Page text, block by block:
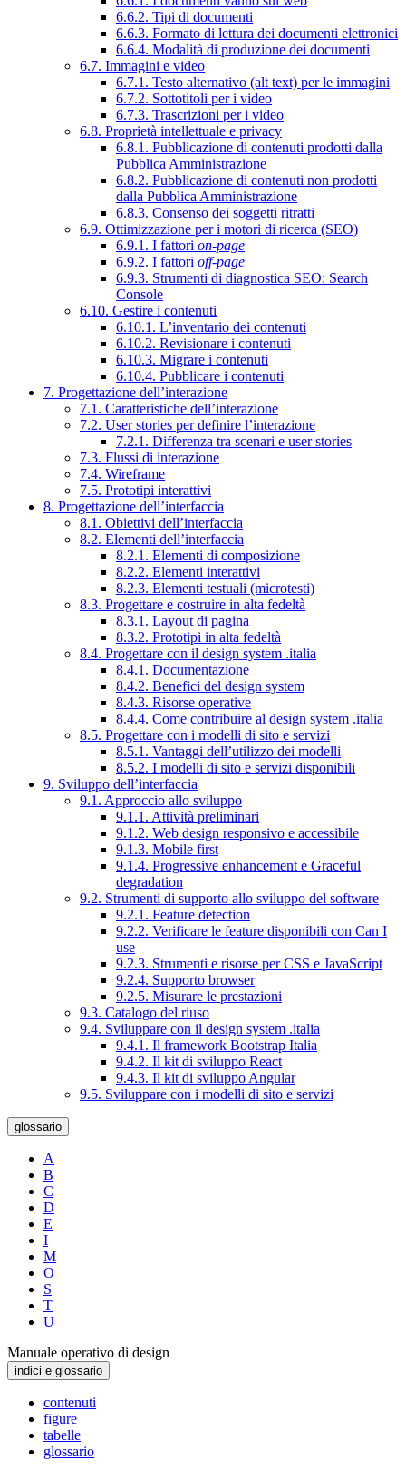
6.6.2. Tipi di documenti
6.6.3. Formato di lettura dei documenti elettronici
6.6.4. Modalità di produzione dei documenti
6.7. Immagini e video
6.7.1. Testo alternativo (alt text) per le immagini
6.7.2. Sottotitoli per i video
6.7.3. Trascrizioni per i video
6.8. Proprietà intellettuale e privacy
6.8.1. Pubblicazione di contenuti prodotti dalla
Pubblica Amministrazione
6.8.2. Pubblicazione di contenuti non prodotti
dalla Pubblica Amministrazione
6.8.3. Consenso dei soggetti ritratti
6.9. Ottimizzazione per i motori di ricerca (SEO)
6.9.1. I fattori on-page
6.9.2. I fattori off-page
6.9.3. Strumenti di diagnostica SEO: Search
Console
6.10. Gestire i contenuti
6.10.1. L’inventario dei contenuti
6.10.2. Revisionare i contenuti
6.10.3. Migrare i contenuti
6.10.4. Pubblicare i contenuti
7. Progettazione dell’interazione
7.1. Caratteristiche dell’interazione
7.2. User stories per definire l’interazione
7.2.1. Differenza tra scenari e user stories
7.3. Flussi di interazione
7.4. Wireframe
7.5. Prototipi interattivi
8. Progettazione dell’interfaccia
8.1. Obiettivi dell’interfaccia
8.2. Elementi dell’interfaccia
8.2.1. Elementi di composizione
8.2.2. Elementi interattivi
8.2.3. Elementi testuali (microtesti)
8.3. Progettare e costruire in alta fedeltà
8.3.1. Layout di pagina
8.3.2. Prototipi in alta fedeltà
8.4. Progettare con il design system .italia
8.4.1. Documentazione
8.4.2. Benefici del design system
8.4.3. Risorse operative
8.4.4. Come contribuire al design system .italia
8.5. Progettare con i modelli di sito e servizi
8.5.1. Vantaggi dell’utilizzo dei modelli
8.5.2. I modelli di sito e servizi disponibili
9. Sviluppo dell’interfaccia
9.1. Approccio allo sviluppo
9.1.1. Attività preliminari
9.1.2. Web design responsivo e accessibile
9.1.3. Mobile first
9.1.4. Progressive enhancement e Graceful
degradation
9.2. Strumenti di supporto allo sviluppo del software
9.2.1. Feature detection
9.2.2. Verificare le feature disponibili con Can I
use
9.2.3. Strumenti e risorse per CSS e JavaScript
9.2.4. Supporto browser
9.2.5. Misurare le prestazioni
9.3. Catalogo del riuso
9.4. Sviluppare con il design system .italia
9.4.1. Il framework Bootstrap Italia
9.4.2. Il kit di sviluppo React
9.4.3. Il kit di sviluppo Angular
9.5. Sviluppare con i modelli di sito e servizi
glossario
A
B
C
D
E
I
M
O
S
T
U
Manuale operativo di design
indici e glossario
contenuti
figure
tabelle
glossario